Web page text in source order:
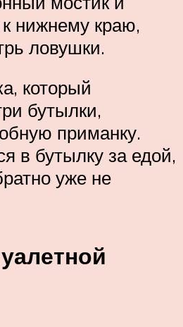
к нижнему краю,
ловушки.
который
бутылки,
приманку.
в бутылку за едой,
уже не